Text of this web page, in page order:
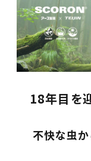
18年目を
不快な虫か